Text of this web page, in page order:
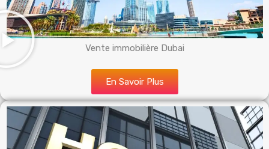
Vente immobilière Dubai
En Savoir Plus